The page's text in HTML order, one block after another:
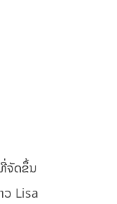
ຈັດຂຶ້ນ
ວ Lisa